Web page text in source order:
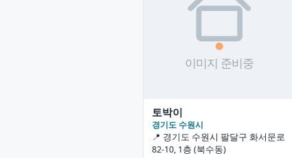
토박이
경기도 수원시
📍 경기도 수원시 팔달구 화서문로
82-10, 1층 (북수동)